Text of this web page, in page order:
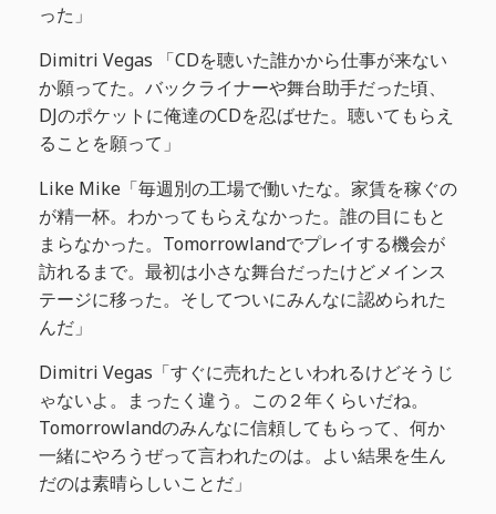
った」
Dimitri Vegas 「CDを聴いた誰かから仕事が来ない
か願ってた。バックライナーや舞台助手だった頃、
DJのポケットに俺達のCDを忍ばせた。聴いてもらえ
ることを願って」
Like Mike「毎週別の工場で働いたな。家賃を稼ぐの
が精一杯。わかってもらえなかった。誰の目にもと
まらなかった。Tomorrowlandでプレイする機会が
訪れるまで。最初は小さな舞台だったけどメインス
テージに移った。そしてついにみんなに認められた
んだ」
Dimitri Vegas「すぐに売れたといわれるけどそうじ
ゃないよ。まったく違う。この２年くらいだね。
Tomorrowlandのみんなに信頼してもらって、何か
一緒にやろうぜって言われたのは。よい結果を生ん
だのは素晴らしいことだ」